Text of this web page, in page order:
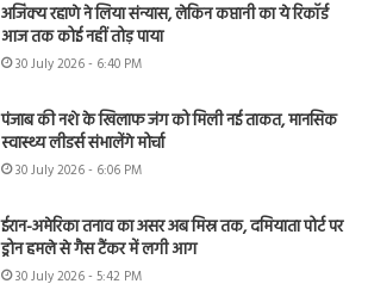
अजिंक्य रहाणे ने लिया संन्यास, लेकिन कप्तानी का ये रिकॉर्ड
आज तक कोई नहीं तोड़ पाया
30 July 2026 - 6:40 PM
पंजाब की नशे के खिलाफ जंग को मिली नई ताकत, मानसिक
स्वास्थ्य लीडर्स संभालेंगे मोर्चा
30 July 2026 - 6:06 PM
ईरान-अमेरिका तनाव का असर अब मिस्र तक, दमियाता पोर्ट पर
ड्रोन हमले से गैस टैंकर में लगी आग
30 July 2026 - 5:42 PM